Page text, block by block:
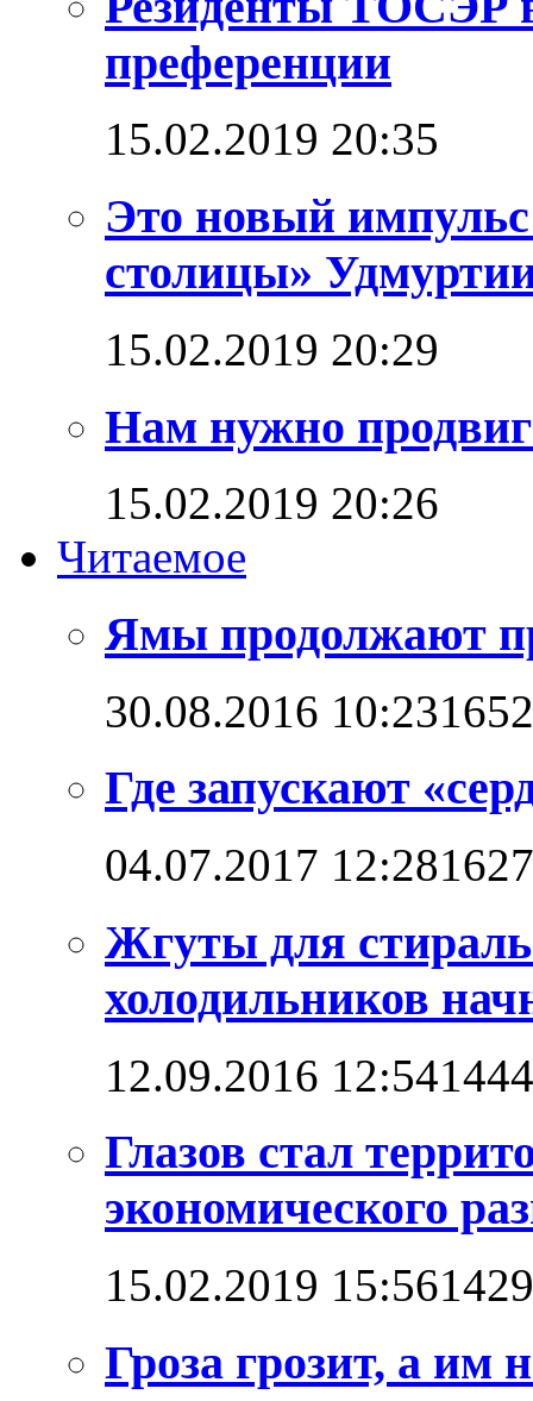
преференции
15.02.2019 20:35
Это новый
столицы»
15.02.2019 20:29
Нам нужно
15.02.2019 20:26
Читаемое
Ямы продолжают
30.08.2016 10:23
Где запускают
04.07.2017 12:28
Жгуты для
холодильников
12.09.2016 12:54
Глазов стал
экономического
15.02.2019 15:56
Гроза грозит, а им